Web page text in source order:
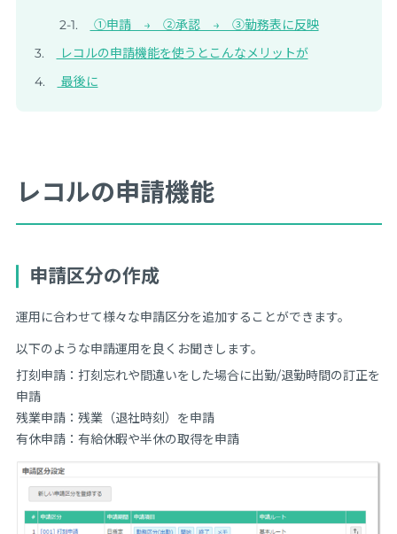
①申請 → ②承認 → ③勤務表に反映
レコルの申請機能を使うとこんなメリットが
最後に
レコルの申請機能
申請区分の作成
運用に合わせて様々な申請区分を追加することができます。
以下のような申請運用を良くお聞きします。
打刻申請：打刻忘れや間違いをした場合に出勤/退勤時間の訂正を
申請
残業申請：残業（退社時刻）を申請
有休申請：有給休暇や半休の取得を申請